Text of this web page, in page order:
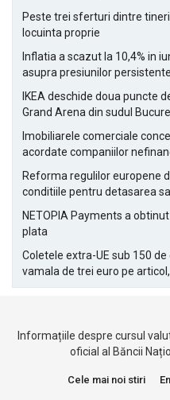
Peste trei sferturi dintre
locuinta proprie
Inflatia a scazut la 10,4% in
asupra presiunilor
IKEA deschide doua puncte
Grand Arena din sudul
Imobiliarele comerciale
acordate companiilor
Reforma regulilor europene
conditiile pentru detasarea
NETOPIA Payments a
plata
Coletele extra-UE sub 150
vamala de trei euro pe
Informațiile despre cursul
oficial al Băncii
Cele mai noi stiri